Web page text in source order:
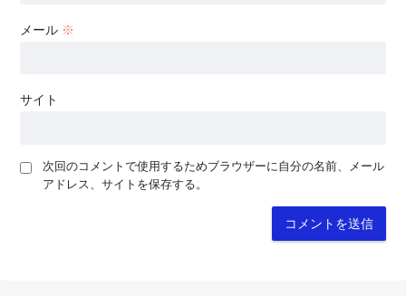
メール ※
サイト
次回のコメントで使用するためブラウザーに自分の名前、メール
アドレス、サイトを保存する。